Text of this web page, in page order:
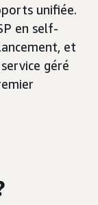
unifiée.
en self-
et
géré